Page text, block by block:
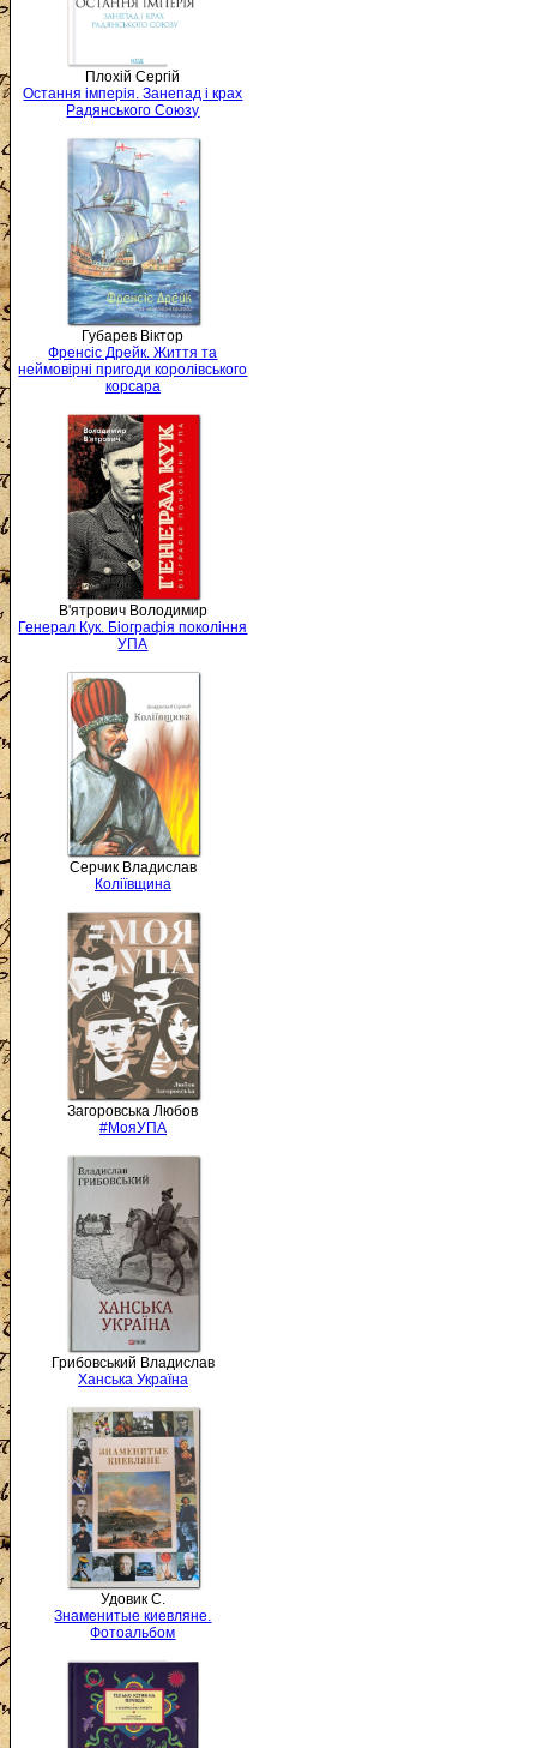
Плохій Сергій
Остання імперія. Занепад і крах
Радянського Союзу
Губарев Віктор
Френсіс Дрейк. Життя та
неймовірні пригоди королівського
корсара
В'ятрович Володимир
Генерал Кук. Біографія покоління
УПА
Серчик Владислав
Коліївщина
Загоровська Любов
#МояУПА
Грибовський Владислав
Ханська Україна
Удовик С.
Знаменитые киевляне.
Фотоальбом